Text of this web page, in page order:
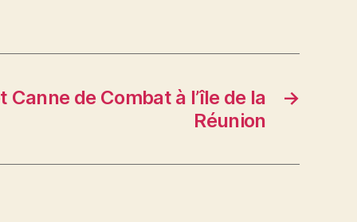
→
Canne de Combat à l’île de la
Réunion